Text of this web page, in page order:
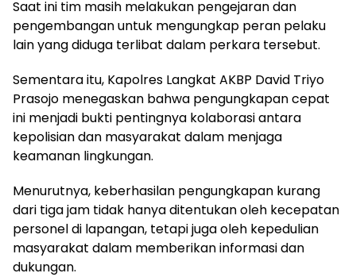
Saat ini tim masih melakukan pengejaran dan
pengembangan untuk mengungkap peran pelaku
lain yang diduga terlibat dalam perkara tersebut.
Sementara itu, Kapolres Langkat AKBP David Triyo
Prasojo menegaskan bahwa pengungkapan cepat
ini menjadi bukti pentingnya kolaborasi antara
kepolisian dan masyarakat dalam menjaga
keamanan lingkungan.
Menurutnya, keberhasilan pengungkapan kurang
dari tiga jam tidak hanya ditentukan oleh kecepatan
personel di lapangan, tetapi juga oleh kepedulian
masyarakat dalam memberikan informasi dan
dukungan.